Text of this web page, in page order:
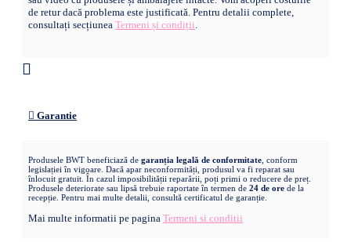
de retur dacă problema este justificată. Pentru detalii complete,
consultați secțiunea Termeni și condiții.
Garantie
Produsele BWT beneficiază de garanția legală de conformitate , conform
legislației în vigoare. Dacă apar neconformități, produsul va fi reparat sau
înlocuit gratuit. În cazul imposibilității reparării, poți primi o reducere de preț.
Produsele deteriorate sau lipsă trebuie raportate în termen de 24 de ore de la
recepție. Pentru mai multe detalii, consultă certificatul de garanție.
Mai multe informatii pe pagina Termeni si conditii